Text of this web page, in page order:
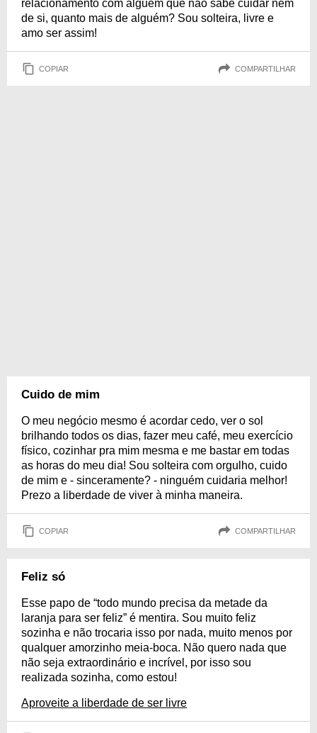
relacionamento com alguém que não sabe cuidar nem
de si, quanto mais de alguém? Sou solteira, livre e
amo ser assim!
COPIAR COMPARTILHAR
Cuido de mim
O meu negócio mesmo é acordar cedo, ver o sol
brilhando todos os dias, fazer meu café, meu exercício
físico, cozinhar pra mim mesma e me bastar em todas
as horas do meu dia! Sou solteira com orgulho, cuido
de mim e - sinceramente? - ninguém cuidaria melhor!
Prezo a liberdade de viver à minha maneira.
COPIAR COMPARTILHAR
Feliz só
Esse papo de “todo mundo precisa da metade da
laranja para ser feliz” é mentira. Sou muito feliz
sozinha e não trocaria isso por nada, muito menos por
qualquer amorzinho meia-boca. Não quero nada que
não seja extraordinário e incrível, por isso sou
realizada sozinha, como estou!
Aproveite a liberdade de ser livre